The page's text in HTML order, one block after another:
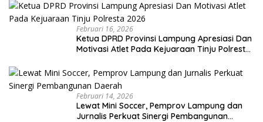
Februari 16, 2026
Ketua DPRD Provinsi Lampung Apresiasi Dan
Motivasi Atlet Pada Kejuaraan Tinju Polresta
Februari 14, 2026
Lewat Mini Soccer, Pemprov Lampung dan
Jurnalis Perkuat Sinergi Pembangunan